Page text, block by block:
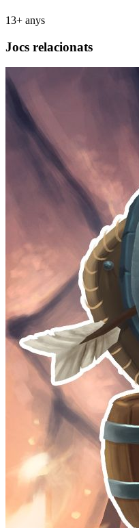
13+ anys
Jocs relacionats